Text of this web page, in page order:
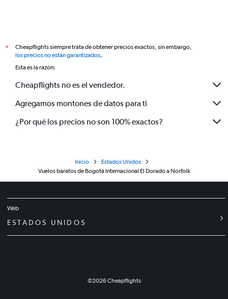
*
Cheapflights siempre trata de obtener precios exactos, sin embargo,
los precios no están garantizados.
Esta es la razón:
Cheapflights no es el vendedor.
Agregamos montones de datos para ti
¿Por qué los precios no son 100% exactos?
Inicio
Estados Unidos
Vuelos baratos de Bogotá Internacional El Dorado a Norfolk
Web
ESTADOS UNIDOS
©2026Cheapflights